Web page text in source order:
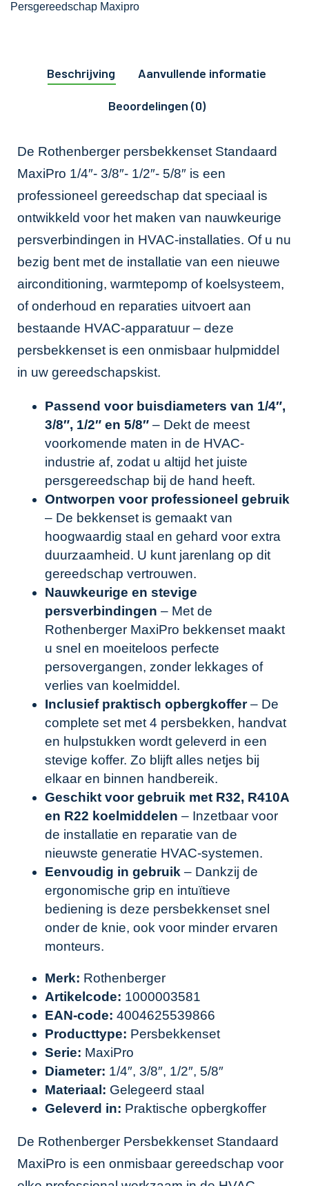
Persgereedschap Maxipro
Beschrijving Aanvullende informatie
Beoordelingen (0)
De Rothenberger persbekkenset Standaard
MaxiPro 1/4″- 3/8″- 1/2″- 5/8″ is een
professioneel gereedschap dat speciaal is
ontwikkeld voor het maken van nauwkeurige
persverbindingen in HVAC-installaties. Of u nu
bezig bent met de installatie van een nieuwe
airconditioning, warmtepomp of koelsysteem,
of onderhoud en reparaties uitvoert aan
bestaande HVAC-apparatuur – deze
persbekkenset is een onmisbaar hulpmiddel
in uw gereedschapskist.
Passend voor buisdiameters van 1/4″,
3/8″, 1/2″ en 5/8″ – Dekt de meest
voorkomende maten in de HVAC-
industrie af, zodat u altijd het juiste
persgereedschap bij de hand heeft.
Ontworpen voor professioneel gebruik
– De bekkenset is gemaakt van
hoogwaardig staal en gehard voor extra
duurzaamheid. U kunt jarenlang op dit
gereedschap vertrouwen.
Nauwkeurige en stevige
persverbindingen – Met de
Rothenberger MaxiPro bekkenset maakt
u snel en moeiteloos perfecte
persovergangen, zonder lekkages of
verlies van koelmiddel.
Inclusief praktisch opbergkoffer– De
complete set met 4 persbekken, handvat
en hulpstukken wordt geleverd in een
stevige koffer. Zo blijft alles netjes bij
elkaar en binnen handbereik.
Geschikt voor gebruik met R32, R410A
en R22 koelmiddelen – Inzetbaar voor
de installatie en reparatie van de
nieuwste generatie HVAC-systemen.
Eenvoudig in gebruik – Dankzij de
ergonomische grip en intuïtieve
bediening is deze persbekkenset snel
onder de knie, ook voor minder ervaren
monteurs.
Merk: Rothenberger
Artikelcode: 1000003581
EAN-code: 4004625539866
Producttype: Persbekkenset
Serie: MaxiPro
Diameter: 1/4″, 3/8″, 1/2″, 5/8″
Materiaal: Gelegeerd staal
Geleverd in: Praktische opbergkoffer
De Rothenberger Persbekkenset Standaard
MaxiPro is een onmisbaar gereedschap voor